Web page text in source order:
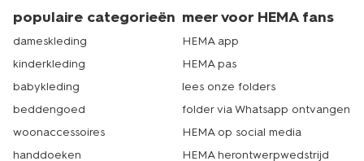
populaire categorieën
dameskleding
kinderkleding
babykleding
beddengoed
woonaccessoires
handdoeken
meer voor HEMA fans
HEMA app
HEMA pas
lees onze folders
folder via Whatsapp ontvangen
HEMA op social media
HEMA herontwerpwedstrijd